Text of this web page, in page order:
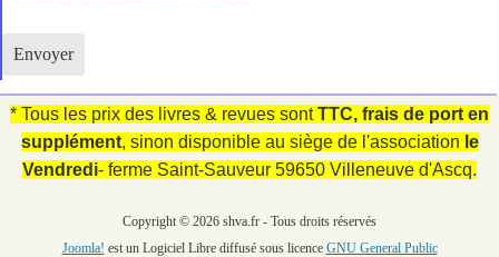
Envoyer
* Tous les prix des livres & revues sontTTC, frais de port en
supplément, sinon disponible au siège de l'association le
Vendredi- ferme Saint-Sauveur 59650 Villeneuve d'Ascq.
Copyright © 2026 shva.fr - Tous droits réservés
Joomla! est un Logiciel Libre diffusé sous licence GNU General Public